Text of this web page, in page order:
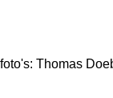
foto's: Thomas